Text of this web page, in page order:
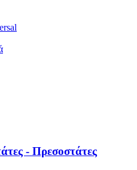
- Πρεσοστάτες